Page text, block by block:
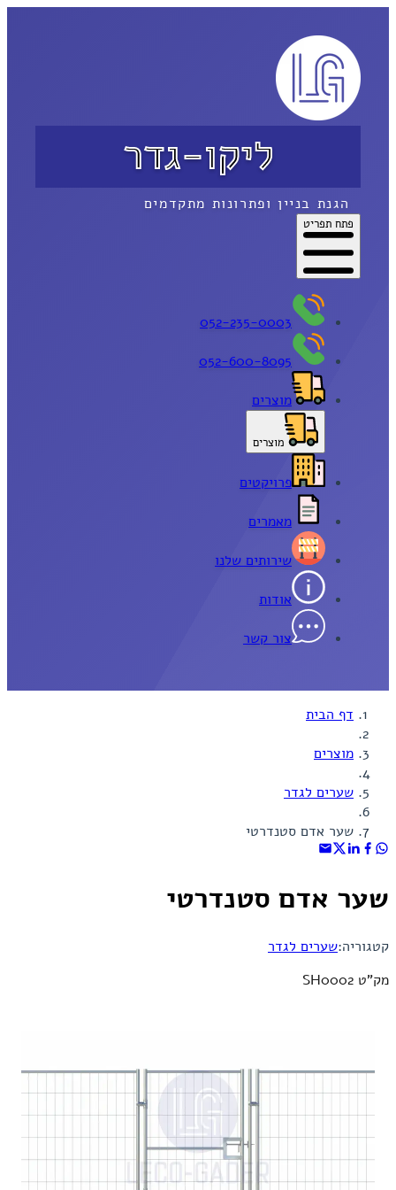
ליקו-גדר
הגנת בניין ופתרונות מתקדמים
פתח תפריט
052-235-0003
052-600-8095
מוצרים
מוצרים
פרויקטים
מאמרים
שירותים שלנו
אודות
צור קשר
דף הבית
מוצרים
שערים לגדר
שער אדם סטנדרטי
שער אדם סטנדרטי
קטגוריה:שערים לגדר
מק"ט SH0002